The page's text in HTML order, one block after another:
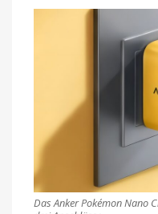
Das Anker Pokémon Nano